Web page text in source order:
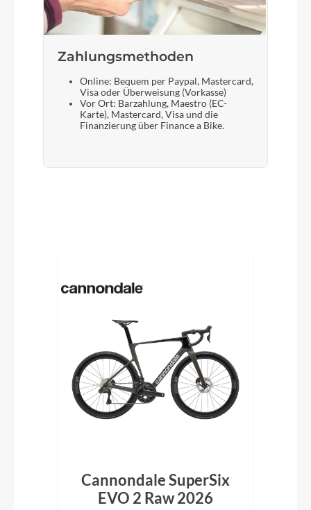
Zahlungsmethoden
Online: Bequem per Paypal, Mastercard,
Visa oder Überweisung (Vorkasse)
Vor Ort: Barzahlung, Maestro (EC-
Karte), Mastercard, Visa und die
Finanzierung über Finance a Bike.
Cannondale SuperSix
EVO 2 Raw 2026